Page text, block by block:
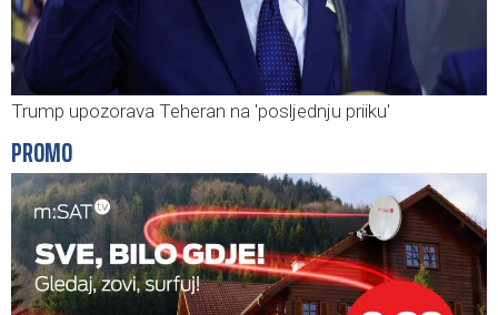
Trump upozorava Teheran na 'posljednju priiku'
PROMO